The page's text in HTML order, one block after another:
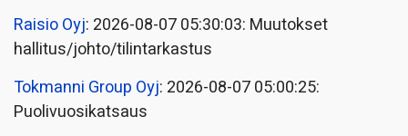
Raisio Oyj: 2026-08-07 05:30:03: Muutokset
hallitus/johto/tilintarkastus
Tokmanni Group Oyj: 2026-08-07 05:00:25:
Puolivuosikatsaus